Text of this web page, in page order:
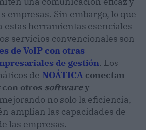
empresas. Sin embargo, lo que
estas herramientas esenciales
servicios convencionales son
de VoIP con otras
de gestión. Los
de NOÁTICA conectan
con otros softwarey
no solo la eficiencia,
amplían las capacidades de
las empresas.